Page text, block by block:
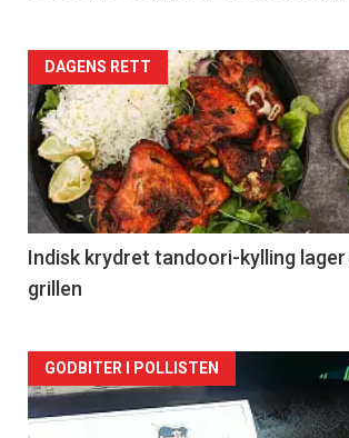
Forsiden
akkurat
nå
-
2
DAGENS RETT
Indisk krydret tandoori-kylling lager
grillen
Forsiden
akkurat
GODBITER I POLLISTEN